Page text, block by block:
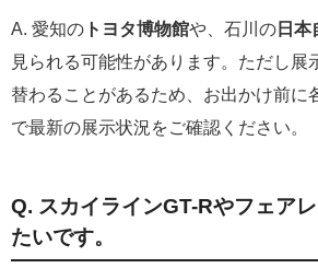
A. 愛知の トヨタ博物館や、石川の 日本
見られる可能性があります。ただし展
替わることがあるため、お出かけ前に
で最新の展示状況をご確認ください。
Q. スカイラインGT-Rやフェア
たいです。